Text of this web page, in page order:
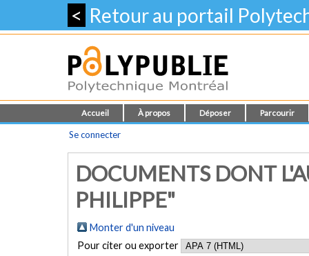
< Retour au portail
Accueil À propos Déposer Parcourir
Se connecter
DOCUMENTS DONT
PHILIPPE"
Monter d'un niveau
Pour citer ou exporter